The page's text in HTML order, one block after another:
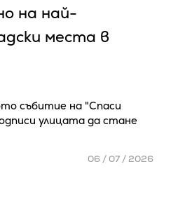
на най-
места в
събитие на "Спаси
улицата да стане
06 / 07 / 2026